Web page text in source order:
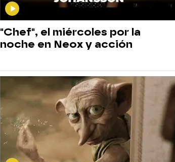
"Chef", el miércoles por la
noche en Neox y acción